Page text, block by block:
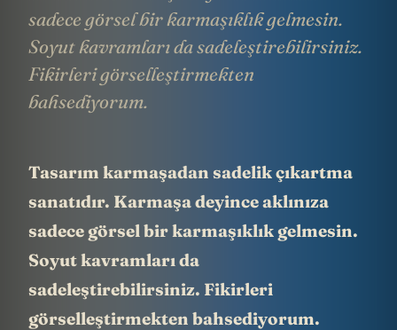
sadece görsel bir karmaşıklık gelmesin.
Soyut kavramları da sadeleştirebilirsiniz.
Fikirleri görselleştirmekten
bahsediyorum.
Tasarım karmaşadan sadelik çıkartma
sanatıdır. Karmaşa deyince aklınıza
sadece görsel bir karmaşıklık gelmesin.
Soyut kavramları da
sadeleştirebilirsiniz. Fikirleri
görselleştirmekten bahsediyorum.